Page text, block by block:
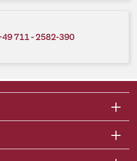
711 - 2582-390